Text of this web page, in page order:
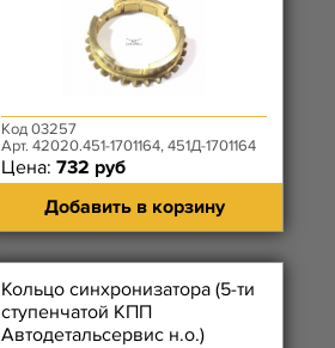
Код 03257
Арт. 42020.451-1701164, 451Д-1701164
Цена: 732 руб
Добавить в корзину
Кольцо синхронизатора (5-ти
ступенчатой КПП
Автодетальсервис н.о.)